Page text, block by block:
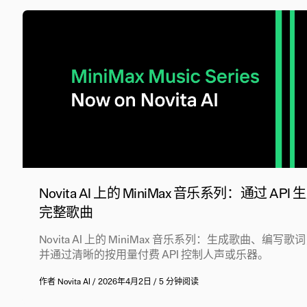
Novita AI 上的 MiniMax 音乐系列：通过 API
完整歌曲
Novita AI 上的 MiniMax 音乐系列：生成歌曲、编写歌词
并通过清晰的按用量付费 API 控制人声或乐器。
作者 Novita AI / 2026年4月2日 / 5 分钟阅读